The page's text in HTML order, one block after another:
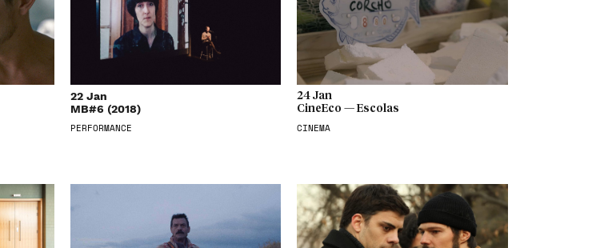
22 Jan
MB#6 (2018)
PERFORMANCE
24 Jan
CineEco — Escolas
CINEMA